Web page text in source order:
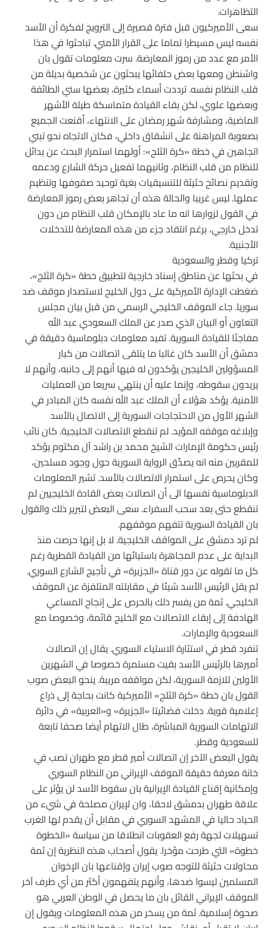
التظاهرات.
سعى الأميركيون قبل فترة قصيرة إلى الترويج لفكرة أن الأسد
نفسه ليس مسيطرا تماما على القرار الأمني. تباحثوا في هذا
الأمر مع عدد من رموز المعارضة. سرت معلومات تقول بان
واشنطن ومعها بعض حلفائها يبحثون عن شخصية بديلة من
قلب النظام نفسه. ترددت أسماء كثيرة، بعضها سني الطائفة
وبعضها علوي، لكن بقاء القيادة متماسكة طيلة الأشهر
الماضية، ومشارفة شهر رمضان على الانتهاء، أقنعت الجميع
بصعوبة المراهنة على انشقاق داخلي، فكان الاتجاه نحو تبني
اتجاهين في خطة «كرة الثلج»: أولهما استمرار البحث عن بدائل
للنظام من قلب النظام، وثانيهما تفعيل حركة الشارع ودعمه
وتقديم نصائح حثيثة للتنسيقيات بغية توحيد صفوفها وتنظيم
عملها. ليس غريبا والحالة هذه أن تجاهر بعض رموز المعارضة
في القول لزوارها انه ما عاد بالإمكان قلب النظام من دون
تدخل خارجي، برغم انتقاد جزء من هذه المعارضة للتدخلات
الأجنبية.
تركيا وقطر والسعودية
في بحثها عن مناطق إسناد خارجية لتطبيق خطة «كرة الثلج»،
ضغطت الإدارة الأميركية على دول الخليج لاستصدار موقف ضد
سوريا. جاء الموقف الخليجي الرسمي من قبل بيان مجلس
التعاون أو البيان الذي صدر عن الملك السعودي عبد الله
مفاجئا للقيادة السورية. تفيد معلومات دبلوماسية دقيقة في
دمشق أن الأسد كان غالبا ما يتلقى اتصالات من كبار
المسؤولين الخليجين يؤكدون له فيها أنهم إلى جانبه، وأنهم لا
يريدون سقوطه، وإنما عليه أن ينتهي سريعا من العمليات
الأمنية. يؤكد هؤلاء أن الملك عبد الله نفسه كان المبادر في
الشهر الأول من الاحتجاجات السورية إلى الاتصال بالأسد
وإبلاغه موقفه المؤيد. لم تنقطع الاتصالات الخليجية. كان نائب
رئيس حكومة الإمارات الشيخ محمد بن راشد آل مكتوم يؤكد
للمقربين منه انه يصدِّق الرواية السورية حول وجود مسلحين،
وكان يحرص على استمرار الاتصالات بالأسد. تشير المعلومات
الدبلوماسية نفسها الى أن اتصالات بعض القادة الخليجيين لم
تنقطع حتى بعد سحب السفراء. سعى البعض لتبرير ذلك والقول
بان القيادة السورية تتفهم موقفهم.
لم ترد دمشق على المواقف الخليجية. لا بل إنها حرصت منذ
البداية على عدم المجاهرة باستيائها من القيادة القطرية رغم
كل ما تقوله عن دور قناة «الجزيرة» في تأجيج الشارع السوري.
لم يقل الرئيس الأسد شيئا في مقابلته المتلفزة عن الموقف
الخليجي. ثمة من يفسر ذلك بالحرص على إنجاح المساعي
الهادفة إلى إبقاء الاتصالات مع الخليج قائمة، وخصوصا مع
السعودية والإمارات.
تنفرد قطر في استثارة الاستياء السوري. يقال إن اتصالات
أميرها بالرئيس الأسد بقيت مستمرة خصوصا في الشهرين
الأولين للازمة السورية، لكن مواقفه مريبة. ينحو البعض صوب
القول بان خطة «كرة الثلج» الأميركية كانت بحاجة إلى ذراع
إعلامية قوية. دخلت فضائيتا «الجزيرة» و«العربية» في دائرة
الاتهامات السورية المباشرة، طال الاتهام أيضا صحفا تابعة
للسعودية وقطر.
يقول البعض الآخر إن اتصالات أمير قطر مع طهران تصب في
خانة معرفة حقيقة الموقف الإيراني من النظام السوري
وإمكانية إقناع القيادة الإيرانية بان سقوط الأسد لن يؤثر على
علاقة طهران بدمشق لاحقا، وان لإيران مصلحة في شيء من
الحياد حاليا في المشهد السوري في مقابل أن يقدم لها الغرب
تسهيلات لجهة رفع العقوبات انطلاقا من سياسة «الخطوة
خطوة» التي طرحت مؤخرا. يقول أصحاب هذه النظرية إن ثمة
محاولات حثيثة للتوجه صوب إيران وإقناعها بان الإخوان
المسلمين ليسوا ضدها، وأنهم يتفهمون أكثر من أي طرف آخر
الموقف الإيراني القائل بان ما يحصل في الوطن العربي هو
صحوة إسلامية. ثمة من يسخر من هذه المعلومات ويقول إن